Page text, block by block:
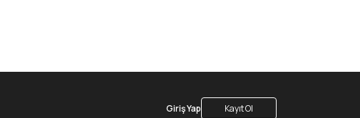
Giriş Yap Kayıt Ol